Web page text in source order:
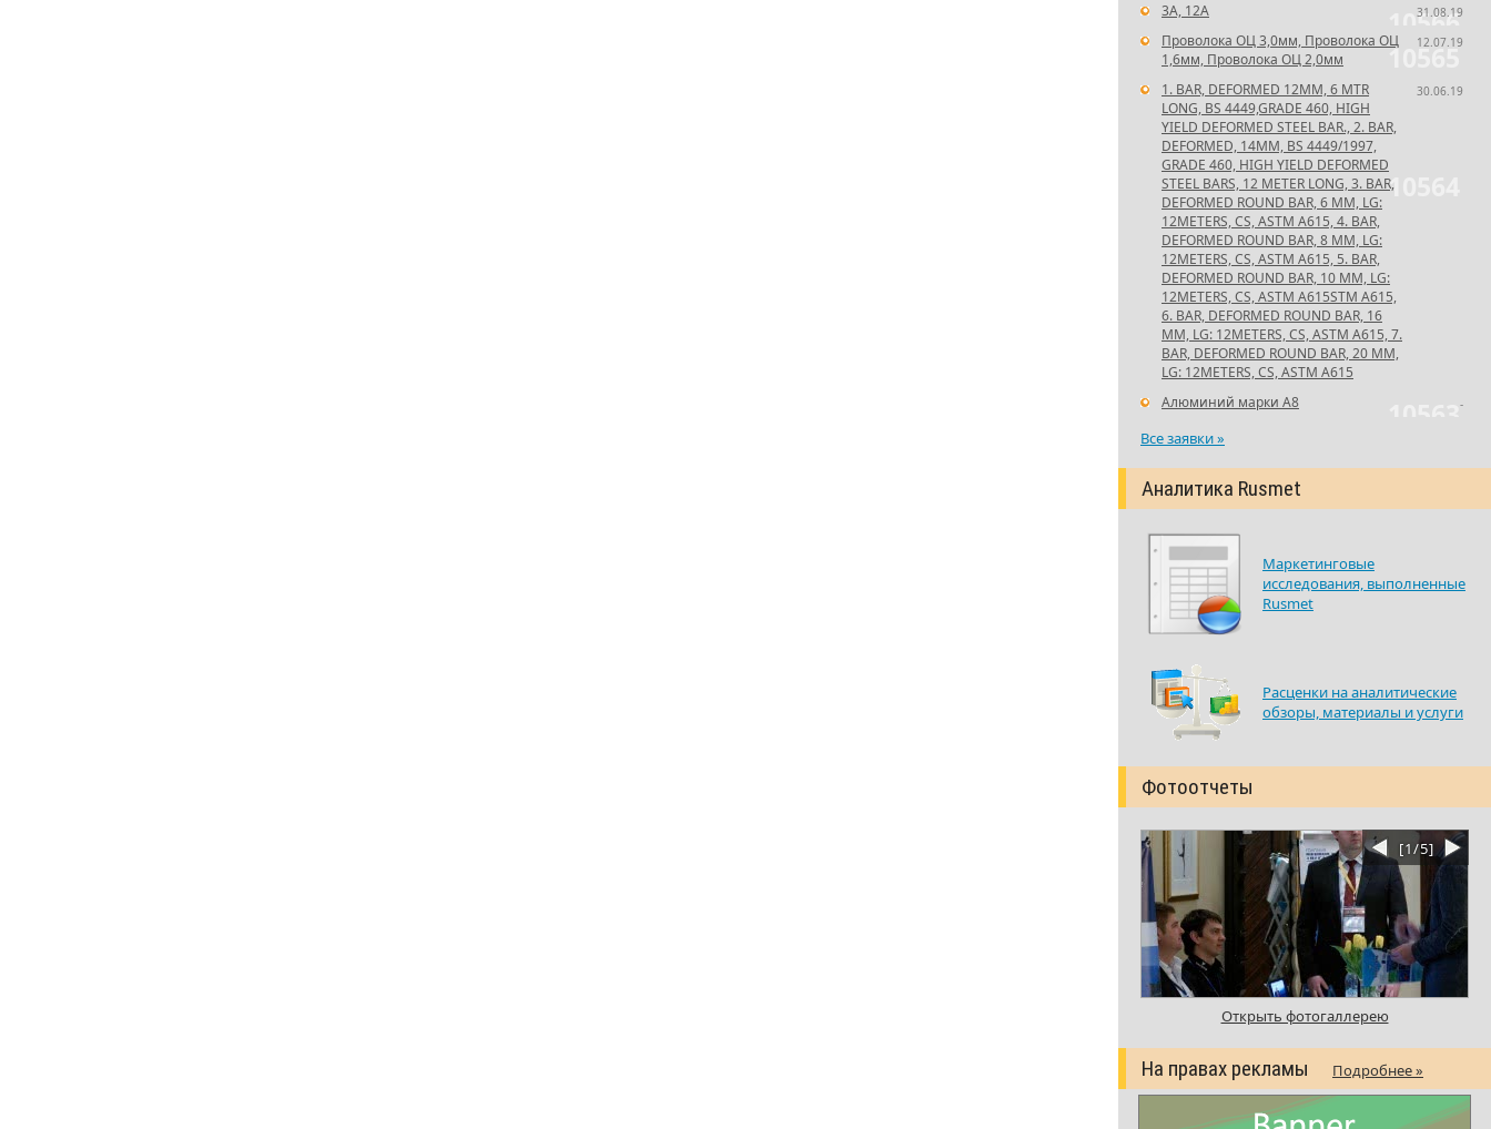
10566
31.08.19
3А, 12А
10565
12.07.19
Проволока ОЦ 3,0мм, Проволока ОЦ
1,6мм, Проволока ОЦ 2,0мм
10564
30.06.19
1. BAR, DEFORMED 12MM, 6 MTR
LONG, BS 4449,GRADE 460, HIGH
YIELD DEFORMED STEEL BAR., 2. BAR,
DEFORMED, 14MM, BS 4449/1997,
GRADE 460, HIGH YIELD DEFORMED
STEEL BARS, 12 METER LONG, 3. BAR,
DEFORMED ROUND BAR, 6 MM, LG:
12METERS, CS, ASTM A615, 4. BAR,
DEFORMED ROUND BAR, 8 MM, LG:
12METERS, CS, ASTM A615, 5. BAR,
DEFORMED ROUND BAR, 10 MM, LG:
12METERS, CS, ASTM A615STM A615,
6. BAR, DEFORMED ROUND BAR, 16
MM, LG: 12METERS, CS, ASTM A615, 7.
BAR, DEFORMED ROUND BAR, 20 MM,
LG: 12METERS, CS, ASTM A615
-
Алюминий марки А8
Все заявки »
Аналитика Rusmet
Маркетинговые
исследования, выполненные
Rusmet
Расценки на аналитические
обзоры, материалы и услуги
Фотоотчеты
Открыть фотогаллерею
[1/5]
На правах рекламы Подробнее »